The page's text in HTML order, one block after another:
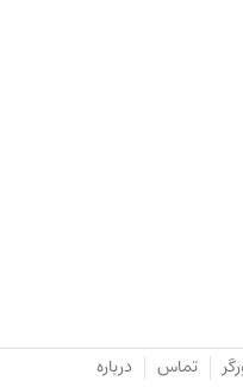
تماس درباره